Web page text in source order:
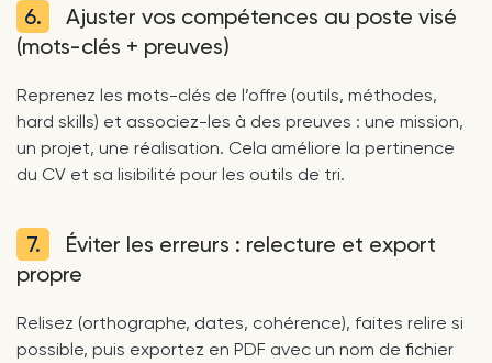
6.
Ajuster vos compétences au poste visé
(mots-clés + preuves)
Reprenez les mots-clés de l’offre (outils, méthodes,
hard skills) et associez-les à des preuves : une mission,
un projet, une réalisation. Cela améliore la pertinence
du CV et sa lisibilité pour les outils de tri.
7.
Éviter les erreurs : relecture et export
propre
Relisez (orthographe, dates, cohérence), faites relire si
possible, puis exportez en PDF avec un nom de fichier